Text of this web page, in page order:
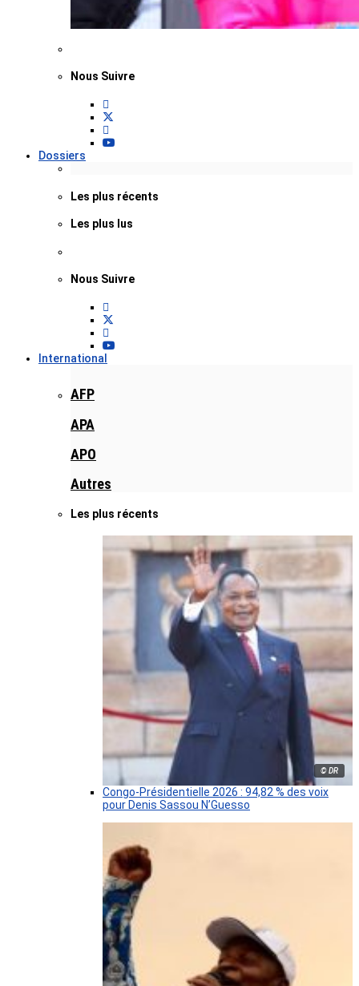
Nous Suivre
Dossiers
Les plus récents
Les plus lus
Nous Suivre
International
AFP
APA
APO
Autres
Les plus récents
© DR
Congo-Présidentielle 2026 : 94,82 % des voix
pour Denis Sassou N’Guesso